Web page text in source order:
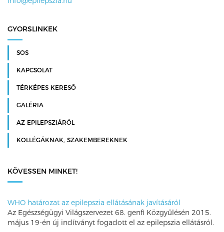
GYORSLINKEK
SOS
KAPCSOLAT
TÉRKÉPES KERESŐ
GALÉRIA
AZ EPILEPSZIÁRÓL
KOLLÉGÁKNAK, SZAKEMBEREKNEK
KÖVESSEN MINKET!
WHO határozat az epilepszia ellátásának javításáról
Az Egészségügyi Világszervezet 68. genfi Közgyűlésén 2015.
május 19-én új indítványt fogadott el az epilepszia ellátásról.